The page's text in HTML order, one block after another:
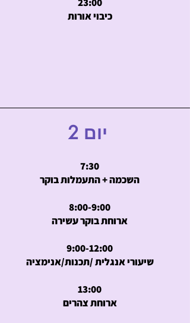
כיבוי אורות
2 יום
7:30
השכמה + התעמלות בוקר
8:00-9:00
ארוחת בוקר עשירה
9:00-12:00
שיעורי אנגלית /תכנות/אנימציה
13:00
ארוחת צהרים